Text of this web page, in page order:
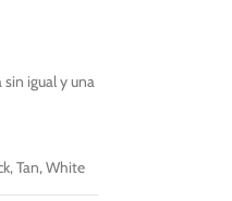
igual y una
,Tan,White